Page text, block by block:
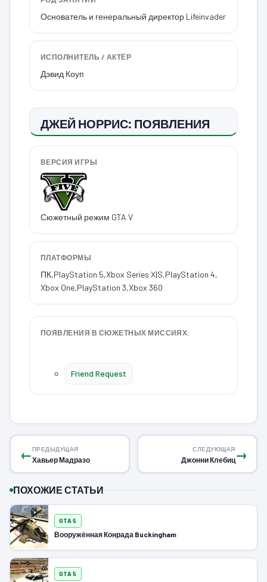
Основатель и генеральный директор Lifeinvader
ИСПОЛНИТЕЛЬ / АКТЁР
Дэвид Коуп
ДЖЕЙ НОРРИС: ПОЯВЛЕНИЯ
ВЕРСИЯ ИГРЫ
Сюжетный режим GTA V
ПЛАТФОРМЫ
ПК,PlayStation 5,Xbox Series X|S,PlayStation 4,
Xbox One,PlayStation 3,Xbox 360
ПОЯВЛЕНИЯ В СЮЖЕТНЫХ МИССИЯХ:
Friend Request
←ПРЕДЫДУЩАЯ
Хавьер Мадразо →
СЛЕДУЮЩАЯ
Джонни Клебиц
ПОХОЖИЕ СТАТЬИ
GTA 5
Вооружённая Конрада Buckingham
GTA 5